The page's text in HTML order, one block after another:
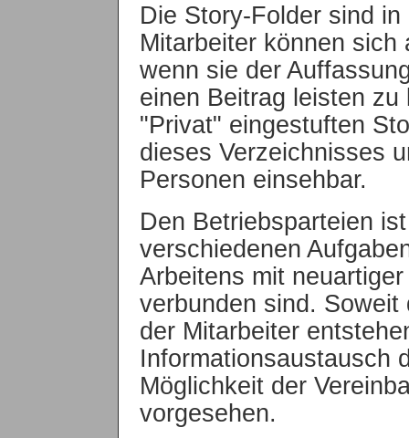
Die Story-Folder sind
Mitarbeiter können sich
wenn sie der
einen Beitrag leisten
"Privat" eingestuften
dieses Verzeichnisses
Personen einsehbar.
Den Betriebsparteien
verschiedenen
Arbeitens mit
verbunden sind.
der Mitarbeiter
Informationsaustausch
Möglichkeit der
vorgesehen.